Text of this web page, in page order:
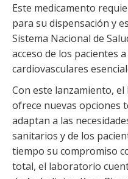
Este medicamento
para su dispensación y
Sistema Nacional de
acceso de los pacientes
cardiovasculares
Con este lanzamiento,
ofrece nuevas opciones
adaptan a las
sanitarios y de los
tiempo su compromiso
total, el laboratorio